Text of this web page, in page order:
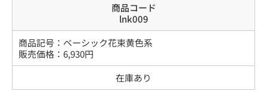
商品コード
lnk009
商品記号： ベーシック花束黄色系
販売価格： 6,930円
在庫あり